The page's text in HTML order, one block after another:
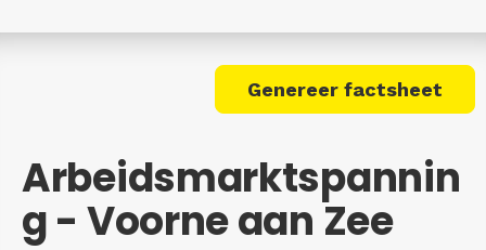
Genereer factsheet
Arbeidsmarktspannin
g - Voorne aan Zee